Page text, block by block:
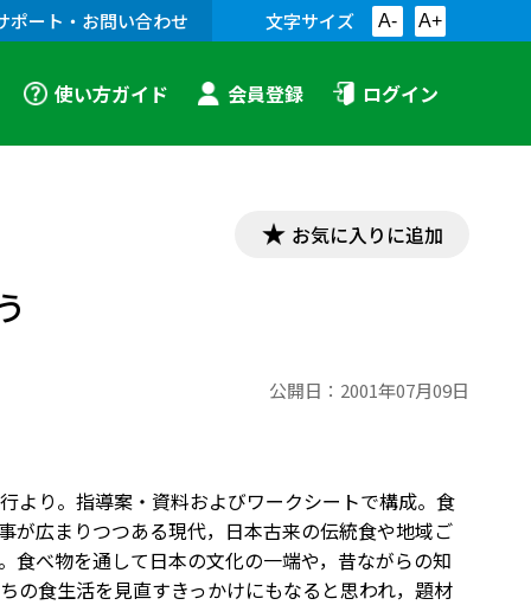
ポート・お問い合わせ 文字サイズ A- A+
使い方ガイド 会員登録 ログイン
お気に入りに追加
公開日： 2001年07月09日
より。指導案・資料およびワークシートで構成。食
が広まりつつある現代，日本古来の伝統食や地域ご
食べ物を通して日本の文化の一端や，昔ながらの知
の食生活を見直すきっかけにもなると思われ，題材